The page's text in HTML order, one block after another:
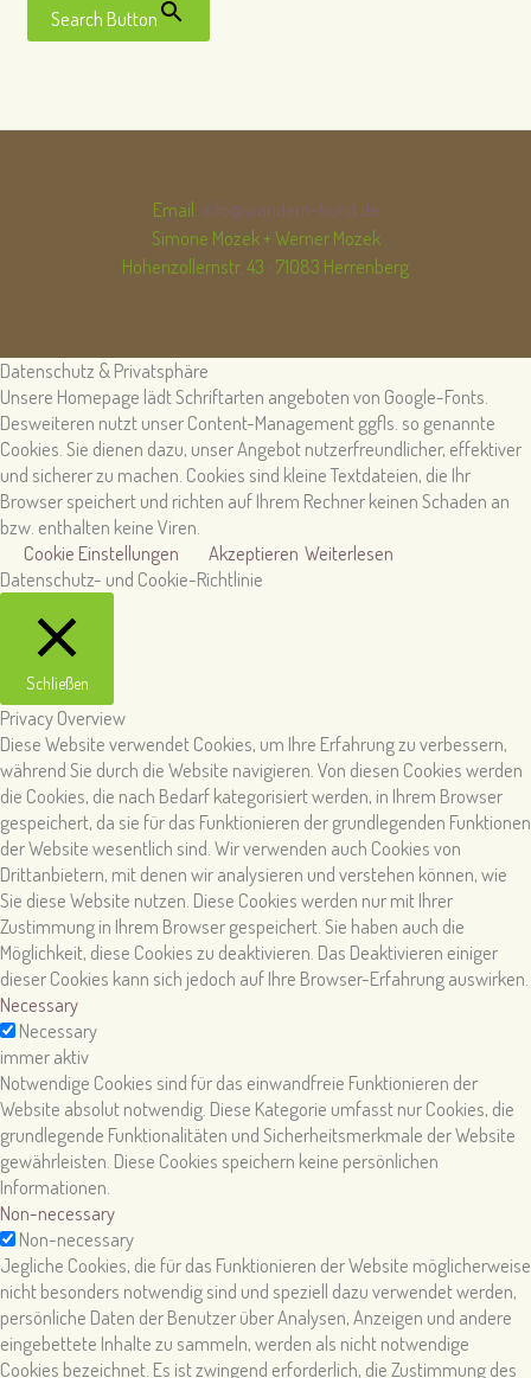
Search Button
Email: info@wandern-hund.de
Simone Mozek + Werner Mozek
Hohenzollernstr. 43 · 71083 Herrenberg
Datenschutz & Privatsphäre
Unsere Homepage lädt Schriftarten angeboten von Google-Fonts.
Desweiteren nutzt unser Content-Management ggfls. so genannte
Cookies. Sie dienen dazu, unser Angebot nutzerfreundlicher, effektiver
und sicherer zu machen. Cookies sind kleine Textdateien, die Ihr
Browser speichert und richten auf Ihrem Rechner keinen Schaden an
bzw. enthalten keine Viren.
Cookie Einstellungen
Akzeptieren Weiterlesen
Datenschutz- und Cookie-Richtlinie
Schließen
Privacy Overview
Diese Website verwendet Cookies, um Ihre Erfahrung zu verbessern,
während Sie durch die Website navigieren. Von diesen Cookies werden
die Cookies, die nach Bedarf kategorisiert werden, in Ihrem Browser
gespeichert, da sie für das Funktionieren der grundlegenden Funktionen
der Website wesentlich sind. Wir verwenden auch Cookies von
Drittanbietern, mit denen wir analysieren und verstehen können, wie
Sie diese Website nutzen. Diese Cookies werden nur mit Ihrer
Zustimmung in Ihrem Browser gespeichert. Sie haben auch die
Möglichkeit, diese Cookies zu deaktivieren. Das Deaktivieren einiger
dieser Cookies kann sich jedoch auf Ihre Browser-Erfahrung auswirken.
Necessary
Necessary
immer aktiv
Notwendige Cookies sind für das einwandfreie Funktionieren der
Website absolut notwendig. Diese Kategorie umfasst nur Cookies, die
grundlegende Funktionalitäten und Sicherheitsmerkmale der Website
gewährleisten. Diese Cookies speichern keine persönlichen
Informationen.
Non-necessary
Non-necessary
Jegliche Cookies, die für das Funktionieren der Website möglicherweise
nicht besonders notwendig sind und speziell dazu verwendet werden,
persönliche Daten der Benutzer über Analysen, Anzeigen und andere
eingebettete Inhalte zu sammeln, werden als nicht notwendige
Cookies bezeichnet. Es ist zwingend erforderlich, die Zustimmung des